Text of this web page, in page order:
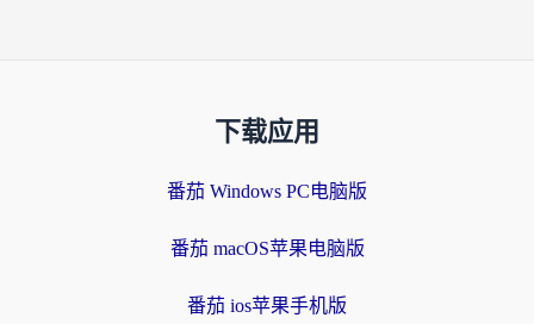
下载应用
番茄 Windows PC电脑版
番茄 macOS苹果电脑版
番茄 ios苹果手机版